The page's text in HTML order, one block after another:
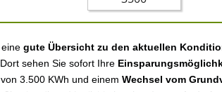
gute Übersicht zu den aktuellen
sehen Sie sofort Ihre
3.500 KWh und einem Wechsel vom